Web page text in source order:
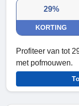
29%
KORTING
Profiteer van tot
met pofmouwen.